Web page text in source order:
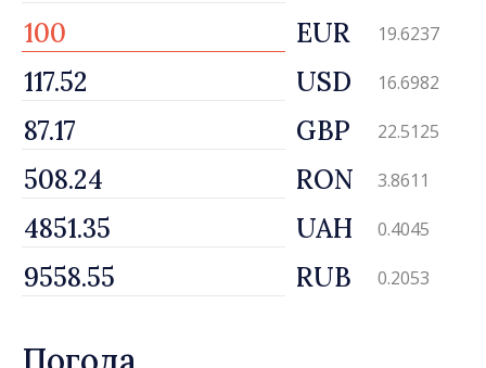
EUR 19.6237
USD 16.6982
GBP 22.5125
RON 3.8611
UAH 0.4045
RUB 0.2053